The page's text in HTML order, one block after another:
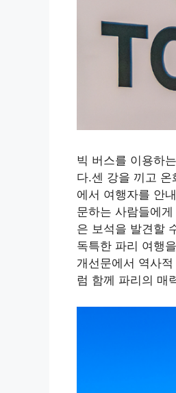
빅 버스를 이용하
다.센 강을 끼고
에서 여행자를 안
문하는 사람들에
은 보석을 발견할
독특한 파리 여행
개선문에서 역사
럼 함께 파리의 매